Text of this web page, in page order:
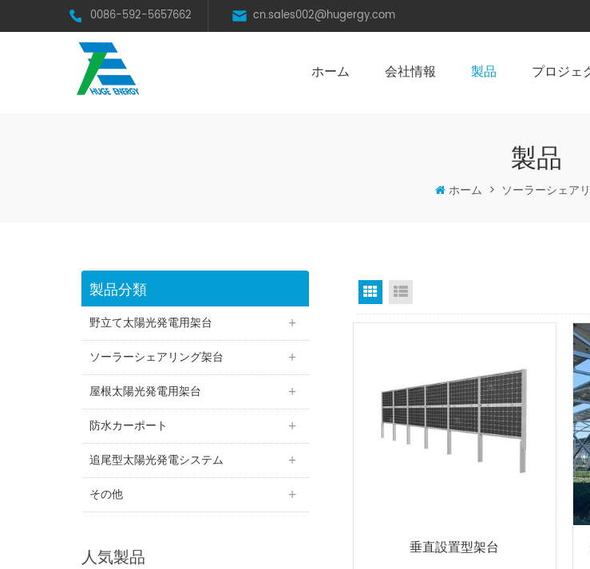
0086-592-5657662 cn.sales002@hugergy.com
ホーム 会社情報 製品 プロジェ
製品
ホーム > ソーラーシェア
製品分類
野立て太陽光発電用架台
ソーラーシェアリング架台
屋根太陽光発電用架台
防水カーポート
追尾型太陽光発電システム
その他
人気製品
グリッドビュー
垂直設置型架台